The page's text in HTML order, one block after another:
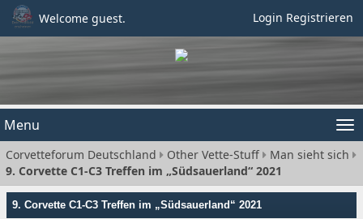
Welcome guest. Login Registrieren
Menu
Corvetteforum Deutschland Other Vette-Stuff
Man sieht sich
9. Corvette C1-C3 Treffen im „Südsauerland“ 2021
9. Corvette C1-C3 Treffen im „Südsauerland“ 2021